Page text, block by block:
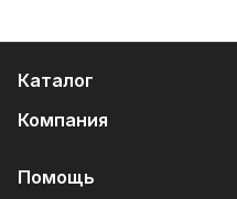
Каталог
Компания
Помощь